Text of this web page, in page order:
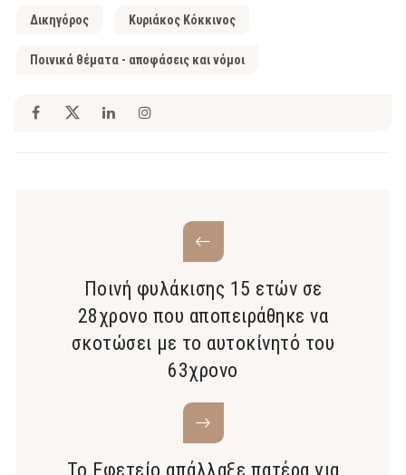
Δικηγόρος Κυριάκος Κόκκινος
Ποινικά θέματα - αποφάσεις και νόμοι
Ποινή φυλάκισης 15 ετών σε
28χρονο που αποπειράθηκε να
σκοτώσει με το αυτοκίνητό του
63χρονο
Το Εφετείο απάλλαξε πατέρα για